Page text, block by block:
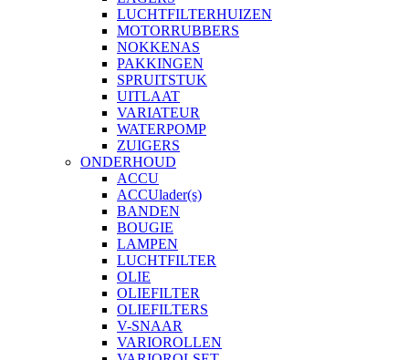
LUCHTFILTERHUIZEN
MOTORRUBBERS
NOKKENAS
PAKKINGEN
SPRUITSTUK
UITLAAT
VARIATEUR
WATERPOMP
ZUIGERS
ONDERHOUD
ACCU
ACCUlader(s)
BANDEN
BOUGIE
LAMPEN
LUCHTFILTER
OLIE
OLIEFILTER
OLIEFILTERS
V-SNAAR
VARIOROLLEN